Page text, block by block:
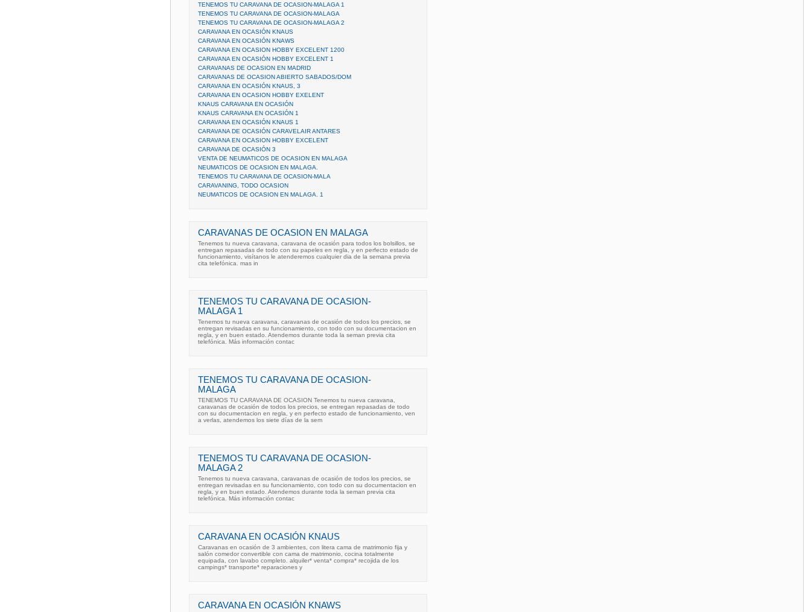
TENEMOS TU CARAVANA DE OCASION-MALAGA 1
TENEMOS TU CARAVANA DE OCASION-MALAGA
TENEMOS TU CARAVANA DE OCASION-MALAGA 2
CARAVANA EN OCASIÓN KNAUS
CARAVANA EN OCASIÓN KNAWS
CARAVANA EN OCASION HOBBY EXCELENT 1200
CARAVANA EN OCASIÓN HOBBY EXCELENT 1
CARAVANAS DE OCASION EN MADRID
CARAVANAS DE OCASION ABIERTO SABADOS/DOM
CARAVANA EN OCASIÓN KNAUS, 3
CARAVANA EN OCASION HOBBY EXELENT
KNAUS CARAVANA EN OCASIÓN
KNAUS CARAVANA EN OCASIÓN 1
CARAVANA EN OCASIÓN KNAUS 1
CARAVANA DE OCASIÓN CARAVELAIR ANTARES
CARAVANA EN OCASION HOBBY EXCELENT
CARAVANA DE OCASIÓN 3
VENTA DE NEUMATICOS DE OCASION EN MALAGA
NEUMATICOS DE OCASION EN MALAGA.
TENEMOS TU CARAVANA DE OCASION-MALA
CARAVANING, TODO OCASION
NEUMATICOS DE OCASION EN MALAGA. 1
CARAVANAS DE OCASION EN MALAGA
Tenemos tu nueva caravana, caravana de ocasión para todos los bolsillos, se
entregan repasadas de todo con su papeles en regla, y en perfecto estado de
funcionamiento, visítanos le atenderemos cualquier dia de la semana previa
cita telefónica. mas in
TENEMOS TU CARAVANA DE OCASION-
MALAGA 1
Tenemos tu nueva caravana, caravanas de ocasión de todos los precios, se
entregan revisadas en su funcionamiento, con todo con su documentacion en
regla, y en buen estado. Atendemos durante toda la seman previa cita
telefónica. Más información contac
TENEMOS TU CARAVANA DE OCASION-
MALAGA
TENEMOS TU CARAVANA DE OCASION Tenemos tu nueva caravana,
caravanas de ocasión de todos los precios, se entregan repasadas de todo
con su documentacion en regla, y en perfecto estado de funcionamiento, ven
a verlas, atendemos los siete días de la sem
TENEMOS TU CARAVANA DE OCASION-
MALAGA 2
Tenemos tu nueva caravana, caravanas de ocasión de todos los precios, se
entregan revisadas en su funcionamiento, con todo con su documentacion en
regla, y en buen estado. Atendemos durante toda la seman previa cita
telefónica. Más información contac
CARAVANA EN OCASIÓN KNAUS
Caravanas en ocasión de 3 ambientes, con litera cama de matrimonio fija y
salón comedor convertible con cama de matrimonio, cocina totalmente
equipada, con lavabo completo. alquiler* venta* compra* recojida de los
campings* transporte* reparaciones y
CARAVANA EN OCASIÓN KNAWS